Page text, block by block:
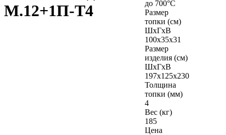
М.12+1П-Т4
до 700°С
Размер
топки (см)
ШхГхВ
100х35х31
Размер
изделия (см)
ШхГхВ
197х125х230
Толщина
топки (мм)
4
Вес (кг)
185
Цена